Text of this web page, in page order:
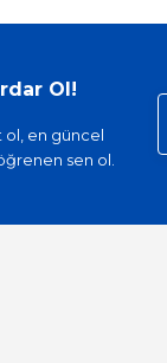
Ol!
ol, en güncel
sen ol.